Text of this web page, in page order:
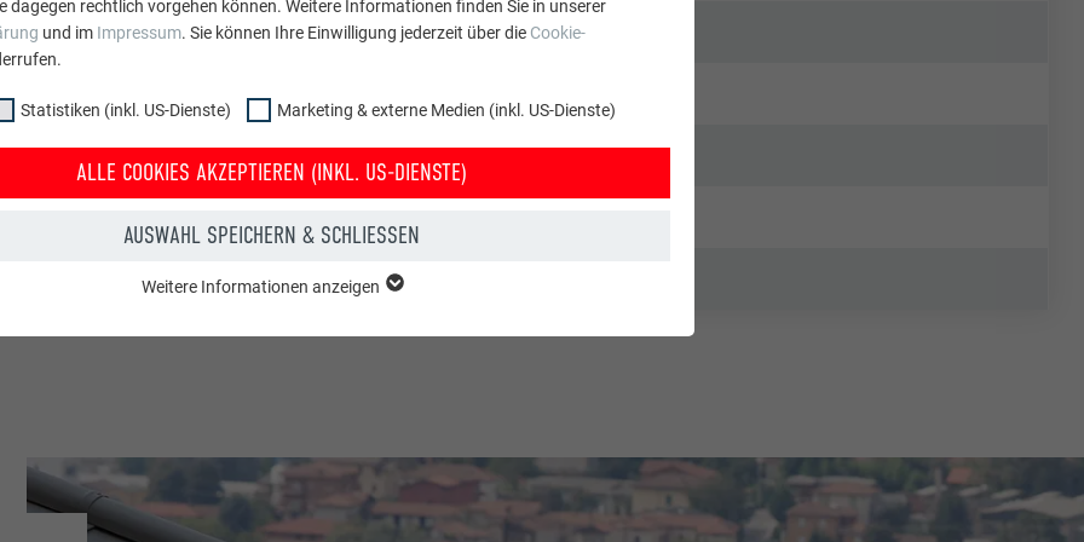
Berchtold Spengler Dachdecker GmbH & Co KG / Dornbirn
& sonstige Einrichtungen
dagegen rechtlich vorgehen können. Weitere Informationen finden Sie in unserer
und im Impressum. Sie können Ihre Einwilligung jederzeit über die Cookie-
Statistiken (inkl. US-Dienste) Marketing & externe Medien (inkl. US-Dienste)
ALLE COOKIES AKZEPTIEREN (INKL. US-DIENSTE)
AUSWAHL SPEICHERN & SCHLIESSEN
PHP
Sitzung
US-DIENSTE)
(inkl. US-Dienste)"-Cookies helfen uns zu verstehen, wie die Website genutzt wird.
gesammelt, um die Nutzererfahrung der Website zu verbessern.
Weitere Informationen anzeigen